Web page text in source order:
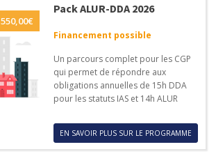
550,00€
Pack ALUR-DDA 2026
Financement possible
Un parcours complet pour les CGP
qui permet de répondre aux
obligations annuelles de 15h DDA
pour les statuts IAS et 14h ALUR
EN SAVOIR PLUS SUR LE PROGRAMME